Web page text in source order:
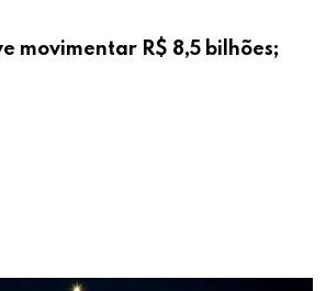
movimentar R$ 8,5 bilhões;